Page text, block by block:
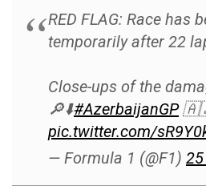
RED FLAG: Race has
temporarily after 22
Close-ups of the
🔎⬇️#AzerbaijanGP
pic.twitter.com/
— Formula 1 (@F1)